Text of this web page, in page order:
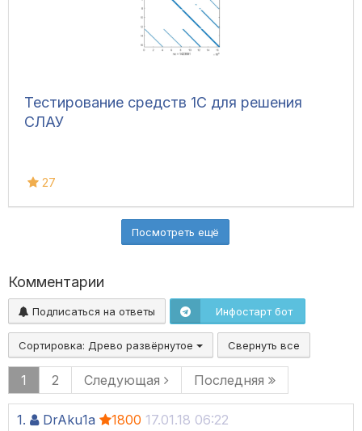
Тестирование средств 1С для решения
СЛАУ
27
Посмотреть ещё
Комментарии
Подписаться на ответы Инфостарт бот
Сортировка: Древо развёрнутое Свернуть все
1 2 Следующая Последняя
1. DrAku1a 1800 17.01.18 06:22